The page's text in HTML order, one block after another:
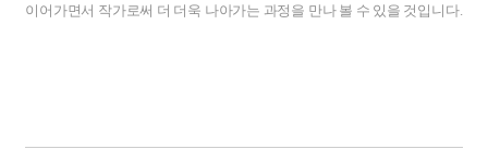
이어가면서 작가로써 더 더욱 나아가는 과정을 만나 볼 수 있을 것입니다.